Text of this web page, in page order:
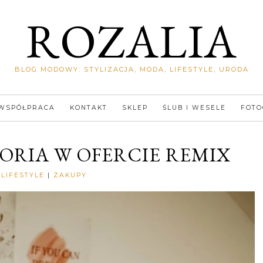
ROZALIA
BLOG MODOWY: STYLIZACJA, MODA, LIFESTYLE, URODA
KONTAKT SKLEP ŚLUB I WESELE
W OFERCIE REMIX
LIFESTYLE | ZAKUPY